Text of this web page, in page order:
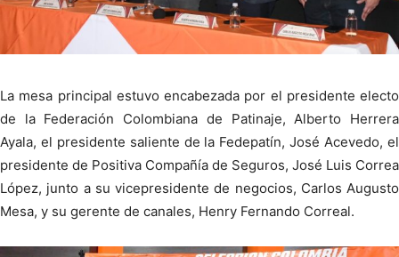
La mesa principal estuvo encabezada por el presidente electo
de la Federación Colombiana de Patinaje, Alberto Herrera
Ayala, el presidente saliente de la Fedepatín, José Acevedo, el
presidente de Positiva Compañía de Seguros, José Luis Correa
López, junto a su vicepresidente de negocios, Carlos Augusto
Mesa, y su gerente de canales, Henry Fernando Correal.